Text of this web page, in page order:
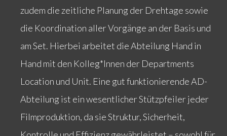
zudem die zeitliche Planung der Drehtage sowie
die Koordination aller Vorgänge an der Basis und
am Set. Hierbei arbeitet die Abteilung Hand in
Hand mit den Kolleg*Innen der Departments
Location und Unit. Eine gut funktionierende AD-
Abteilung ist ein wesentlicher Stützpfeiler jeder
Filmproduktion, da sie Struktur, Sicherheit,